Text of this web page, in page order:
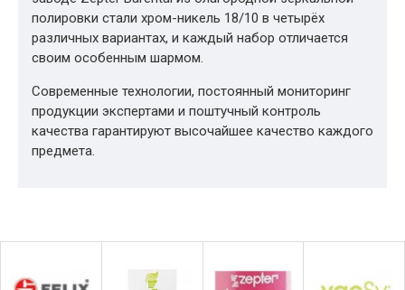
полировки стали хром-никель 18/10 в четырёх
различных вариантах, и каждый набор отличается
своим особенным шармом.
Современные технологии, постоянный мониторинг
продукции экспертами и поштучный контроль
качества гарантируют высочайшее качество каждого
предмета.